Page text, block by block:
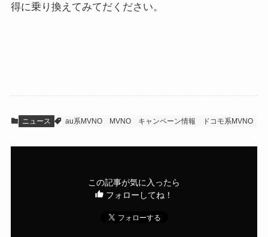
得に乗り換えてみてだください。
ニュース au系MVNO MVNO キャンペーン情報 ドコモ系MVNO
この記事が気に入ったら
フォローしてね！